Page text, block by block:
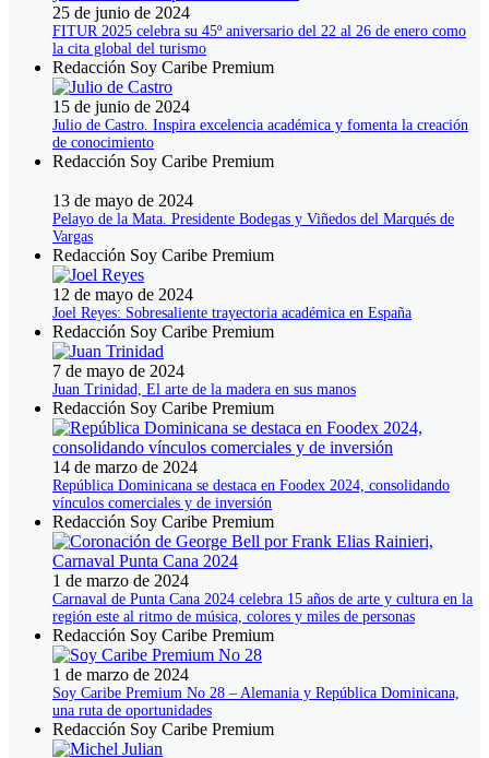
25 de junio de 2024
FITUR 2025 celebra su 45º aniversario del 22 al 26 de enero como
la cita global del turismo
Redacción Soy Caribe Premium
15 de junio de 2024
Julio de Castro. Inspira excelencia académica y fomenta la creación
de conocimiento
Redacción Soy Caribe Premium
13 de mayo de 2024
Pelayo de la Mata. Presidente Bodegas y Viñedos del Marqués de
Vargas
Redacción Soy Caribe Premium
12 de mayo de 2024
Joel Reyes: Sobresaliente trayectoria académica en España
Redacción Soy Caribe Premium
7 de mayo de 2024
Juan Trinidad, El arte de la madera en sus manos
Redacción Soy Caribe Premium
14 de marzo de 2024
República Dominicana se destaca en Foodex 2024, consolidando
vínculos comerciales y de inversión
Redacción Soy Caribe Premium
1 de marzo de 2024
Carnaval de Punta Cana 2024 celebra 15 años de arte y cultura en la
región este al ritmo de música, colores y miles de personas
Redacción Soy Caribe Premium
1 de marzo de 2024
Soy Caribe Premium No 28 – Alemania y República Dominicana,
una ruta de oportunidades
Redacción Soy Caribe Premium